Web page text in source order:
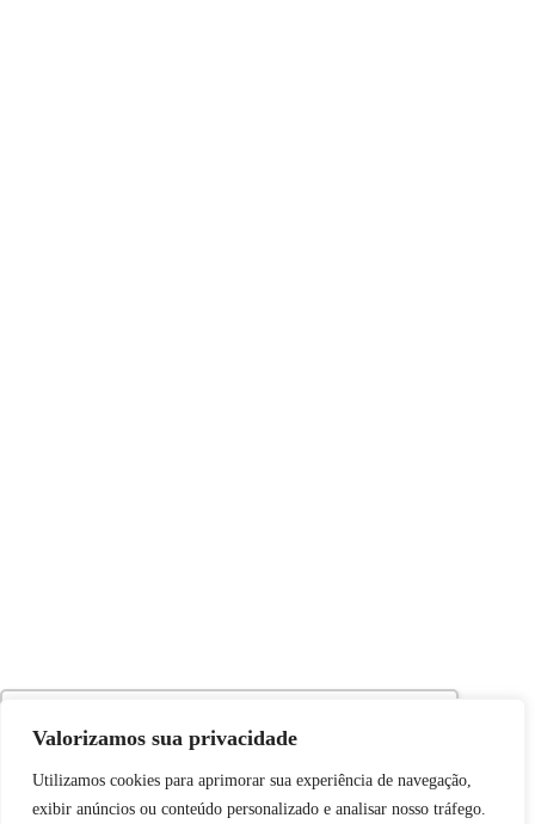
Utilizamos cookies para oferecer melhor
experiência, melhorar o desempenho, analisar
como você interage em nosso site e
personalizar conteúdo. Ao utilizar este site, você
Valorizamos sua privacidade
Utilizamos cookies para aprimorar sua experiência de navegação,
exibir anúncios ou conteúdo personalizado e analisar nosso tráfego.